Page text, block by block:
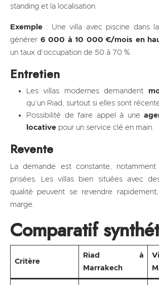
standing et la localisation.
Exemple : Une villa avec piscine dans
générer 6 000 à 10 000 €/mois en
un taux d’occupation de 50 à 70 %.
Entretien
Les villas modernes demandent
qu’un Riad, surtout si elles sont
Possibilité de faire appel à une
locative pour un service clé en main.
Revente
La demande est constante,
prisées. Les villas bien situées avec
qualité peuvent se revendre
marge.
Comparatif
Critère
Riad à
Marrakech